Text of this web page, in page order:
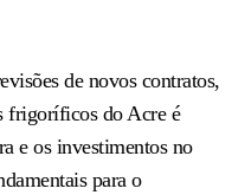
de novos contratos,
frigoríficos do Acre é
e os investimentos no
para o